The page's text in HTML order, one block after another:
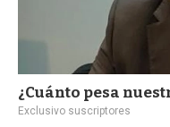
¿Cuánto pesa
Exclusivo suscriptores